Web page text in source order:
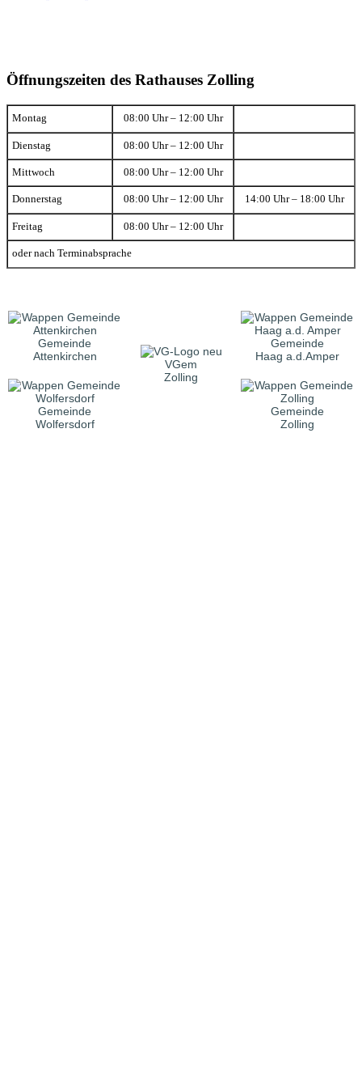
Öffnungszeiten des Rathauses Zolling
Montag 08:00 Uhr – 12:00 Uhr
Dienstag 08:00 Uhr – 12:00 Uhr
Mittwoch 08:00 Uhr – 12:00 Uhr
Donnerstag 08:00 Uhr – 12:00 Uhr 14:00 Uhr – 18:00 Uhr
Freitag 08:00 Uhr – 12:00 Uhr
oder nach Terminabsprache
Gemeinde
Attenkirchen
VGem
Zolling
Gemeinde
Haag a.d.Amper
Gemeinde
Wolfersdorf
Gemeinde
Zolling